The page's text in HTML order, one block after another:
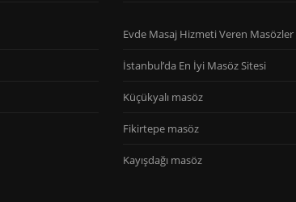
Evde Masaj Hizmeti Veren Masözler
İstanbul’da En İyi Masöz Sitesi
Küçükyalı masöz
Fikirtepe masöz
Kayışdağı masöz